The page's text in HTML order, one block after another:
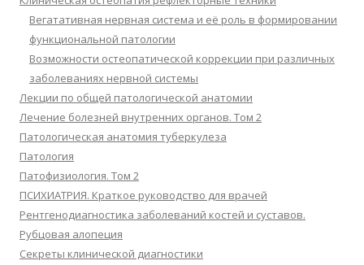
Вегатативная нервная система и её роль в формировании
функциональной патологии
Возможности остеопатической коррекции при различных
заболеваниях нервной системы
Лекции по общей патологической анатомии
Лечение болезней внутренних органов. Том 2
Патологическая анатомия туберкулеза
Патология
Патофизиология. Том 2
ПСИХИАТРИЯ. Краткое руководство для врачей
Рентгенодиагностика заболеваний костей и суставов.
Рубцовая алопеция
Секреты клинической диагностики